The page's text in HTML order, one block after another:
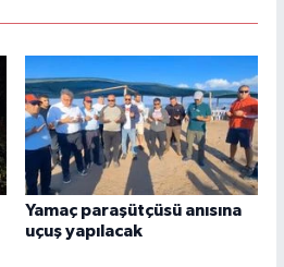
Yamaç paraşütçüsü anısına
uçuş yapılacak